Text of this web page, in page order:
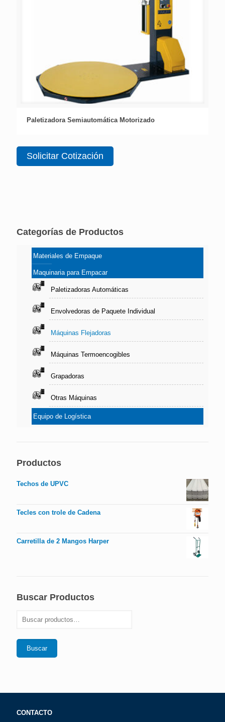
Paletizadora Semiautomática Motorizado
Solicitar Cotización
Categorías de Productos
Materiales de Empaque
Maquinaria para Empacar
Paletizadoras Automáticas
Envolvedoras de Paquete Individual
Máquinas Flejadoras
Máquinas Termoencogibles
Grapadoras
Otras Máquinas
Equipo de Logística
Productos
Techos de UPVC
Tecles con trole de Cadena
Carretilla de 2 Mangos Harper
Buscar Productos
Buscar
CONTACTO